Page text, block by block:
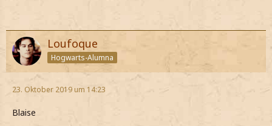
Loufoque
Hogwarts-Alumna
23. Oktober 2019 um 14:23
Blaise